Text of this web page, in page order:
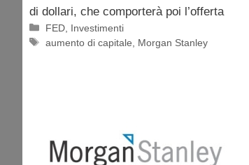
di dollari, che comporterà poi l’offerta
Categorie
FED Investimenti
Tag
aumento di capitale Morgan Stanley